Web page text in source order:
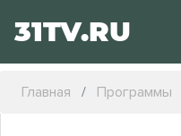
31TV.RU
Главная Программы